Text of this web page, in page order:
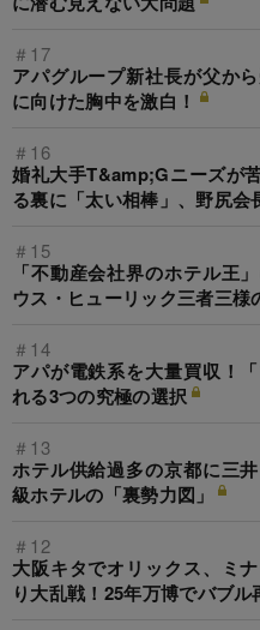
＃17
アパグループ新社長が父か
に向けた胸中を激白！
＃16
婚礼大手T&amp;Gニーズが
る裏に「太い相棒」、野尻会
＃15
「不動産会社界のホテル王
ウス・ヒューリック三者三様
＃14
アパが電鉄系を大量買収！
れる3つの究極の選択
＃13
ホテル供給過多の京都に三
級ホテルの「裏勢力図」
＃12
大阪キタでオリックス、ミ
り大乱戦！25年万博でバブル